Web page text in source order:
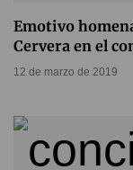
Emotivo
Cervera en el
12 de marzo de 2019